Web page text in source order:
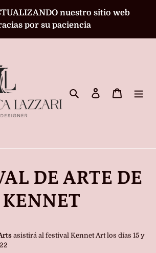
nuestro sitio web
por su paciencia
Buscar IngresarCarrito
DE ARTE DE
KENNET
asistirá al festival Kennet Art los días 15 y